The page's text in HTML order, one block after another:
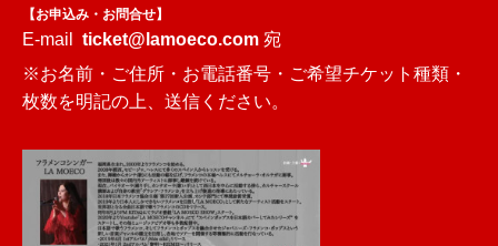
【お申込み・お問合せ】
E-mail ticket@lamoeco.com 宛
※お名前・ご住所・お電話番号・ご希望チケット種類・
枚数を明記の上、送信ください。